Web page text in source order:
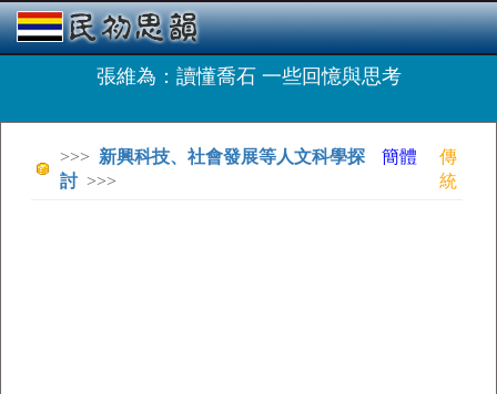
張維為：讀懂喬石 一些回憶與思考
>>> 新興科技、社會發展等人文科學探
討>>>
簡體
傳
統